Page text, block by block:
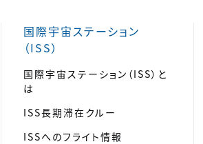
国際宇宙ステーション
（ISS）
国際宇宙ステーション（ISS）と
は
ISS長期滞在クルー
ISSへのフライト情報